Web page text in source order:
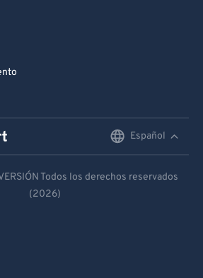
Español
Español
Todos los derechos reservados
(2026)